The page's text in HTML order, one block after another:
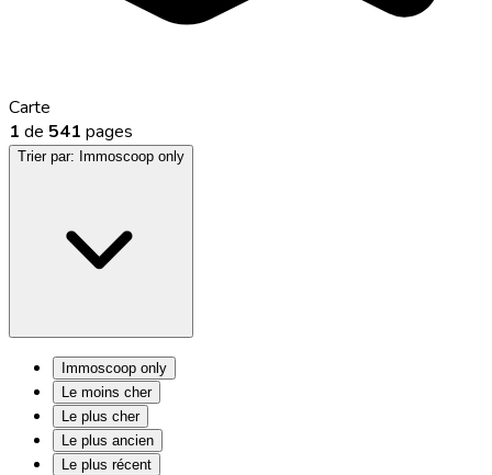
Carte
1 de 541 pages
Trier par: Immoscoop only
Immoscoop only
Le moins cher
Le plus cher
Le plus ancien
Le plus récent